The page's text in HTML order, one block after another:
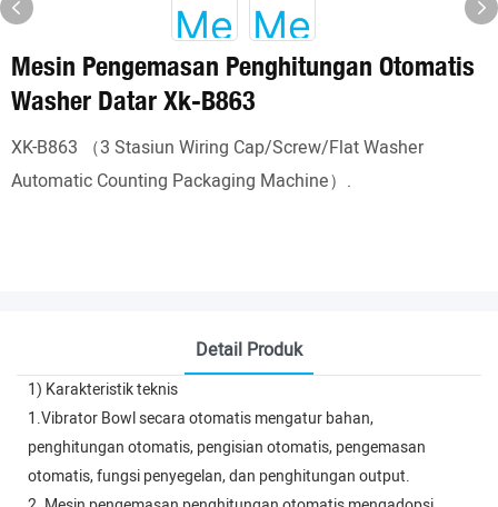
Mesin Pengemasan Penghitungan Otomatis
Washer Datar Xk-B863
XK-B863 （3 Stasiun Wiring Cap/Screw/Flat Washer
Automatic Counting Packaging Machine）.
Detail Produk
1) Karakteristik teknis
1.Vibrator Bowl secara otomatis mengatur bahan,
penghitungan otomatis, pengisian otomatis, pengemasan
otomatis, fungsi penyegelan, dan penghitungan output.